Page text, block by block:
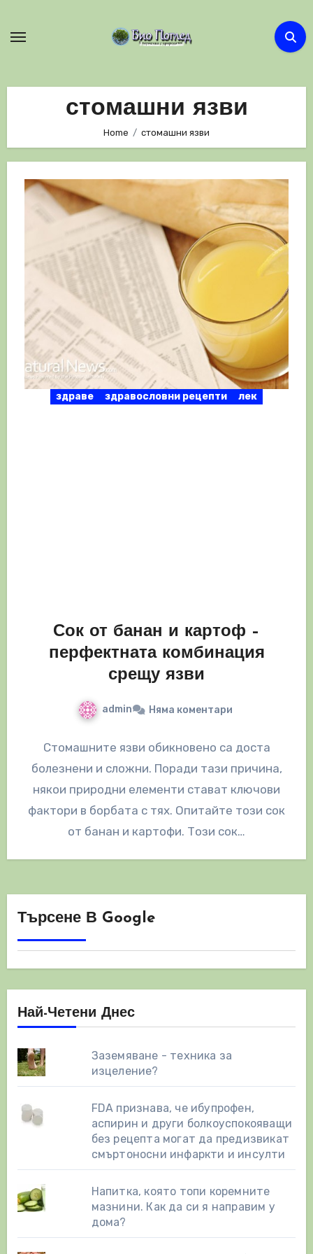
стомашни язви
Home стомашни язви
здраве здравословни рецепти лек
Сок от банан и картоф –
перфектната комбинация
срещу язви
admin Няма коментари
Стомашните язви обикновено са доста
болезнени и сложни. Поради тази причина,
някои природни елементи стават ключови
фактори в борбата с тях. Опитайте този сок
от банан и картофи. Този сок…
Търсене В Google
Най-Четени Днес
Заземяване - техника за
изцеление?
FDA признава, че ибупрофен,
аспирин и други болкоуспокояващи
без рецепта могат да предизвикат
смъртоносни инфаркти и инсулти
Напитка, която топи коремните
мазнини. Как да си я направим у
дома?